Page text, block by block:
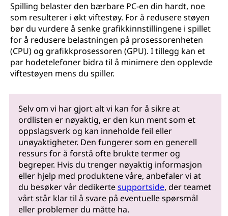
Spilling belaster den bærbare PC-en din hardt, noe
som resulterer i økt viftestøy. For å redusere støyen
bør du vurdere å senke grafikkinnstillingene i spillet
for å redusere belastningen på prosessorenheten
(CPU) og grafikkprosessoren (GPU). I tillegg kan et
par hodetelefoner bidra til å minimere den opplevde
viftestøyen mens du spiller.
Selv om vi har gjort alt vi kan for å sikre at
ordlisten er nøyaktig, er den kun ment som et
oppslagsverk og kan inneholde feil eller
unøyaktigheter. Den fungerer som en generell
ressurs for å forstå ofte brukte termer og
begreper. Hvis du trenger nøyaktig informasjon
eller hjelp med produktene våre, anbefaler vi at
du besøker vår dedikertesupportside, der teamet
vårt står klar til å svare på eventuelle spørsmål
eller problemer du måtte ha.